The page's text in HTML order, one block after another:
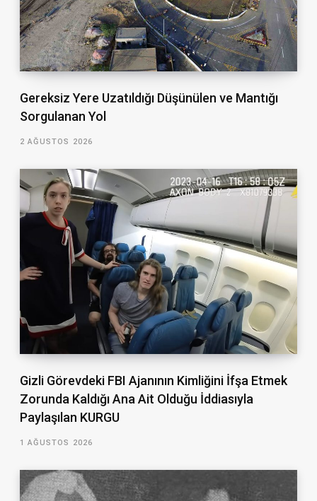
Gereksiz Yere Uzatıldığı Düşünülen ve Mantığı
Sorgulanan Yol
2 AĞUSTOS 2026
Gizli Görevdeki FBI Ajanının Kimliğini İfşa Etmek
Zorunda Kaldığı Ana Ait Olduğu İddiasıyla
Paylaşılan KURGU
1 AĞUSTOS 2026